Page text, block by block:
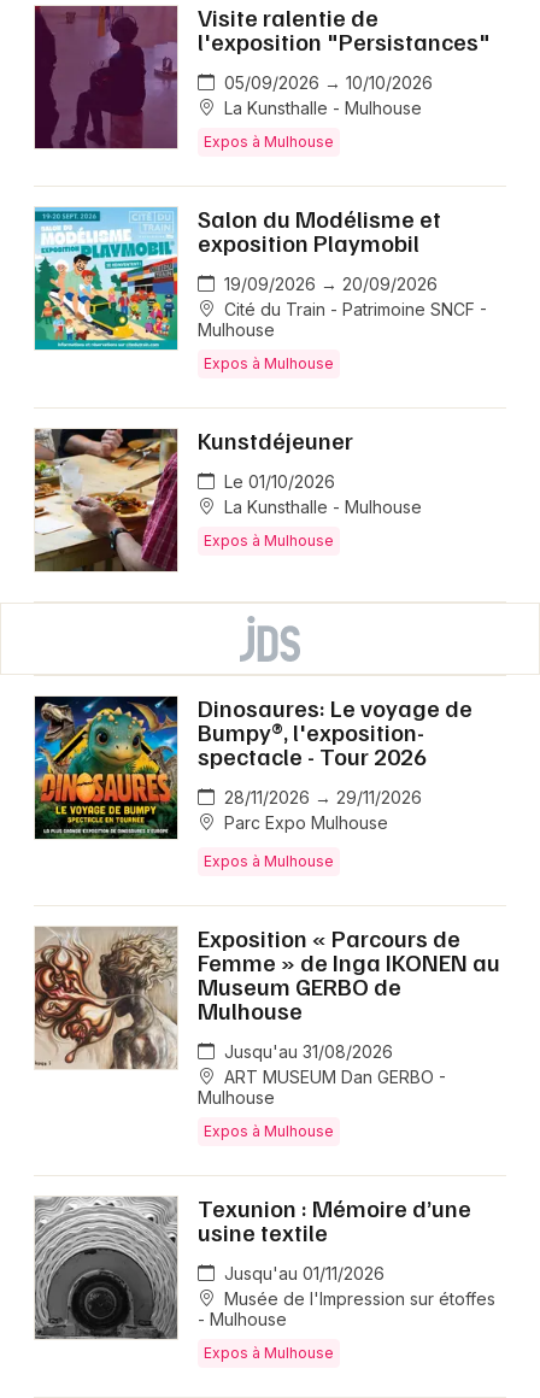
Visite ralentie de
l'exposition "Persistances"
05/09/2026 → 10/10/2026
La Kunsthalle - Mulhouse
Expos à Mulhouse
Salon du Modélisme et
exposition Playmobil
19/09/2026 → 20/09/2026
Cité du Train - Patrimoine SNCF -
Mulhouse
Expos à Mulhouse
Kunstdéjeuner
Le 01/10/2026
La Kunsthalle - Mulhouse
Expos à Mulhouse
Dinosaures: Le voyage de
Bumpy®, l'exposition-
spectacle - Tour 2026
28/11/2026 → 29/11/2026
Parc Expo Mulhouse
Expos à Mulhouse
Exposition « Parcours de
Femme » de Inga IKONEN au
Museum GERBO de
Mulhouse
Jusqu'au 31/08/2026
ART MUSEUM Dan GERBO -
Mulhouse
Expos à Mulhouse
Texunion : Mémoire d’une
usine textile
Jusqu'au 01/11/2026
Musée de l'Impression sur étoffes
- Mulhouse
Expos à Mulhouse